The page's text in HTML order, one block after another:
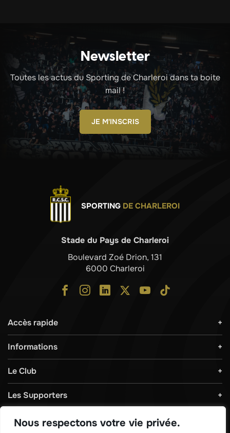
Nous respectons votre vie privée.
Newsletter
Toutes les actus du Sporting de Charleroi dans ta boite
mail !
JE M'INSCRIS
SPORTING DE CHARLEROI
Stade du Pays de Charleroi
Boulevard Zoé Drion, 131
6000 Charleroi
Accès rapide
Informations
Le Club
Les Supporters
Règlements & Sécurité